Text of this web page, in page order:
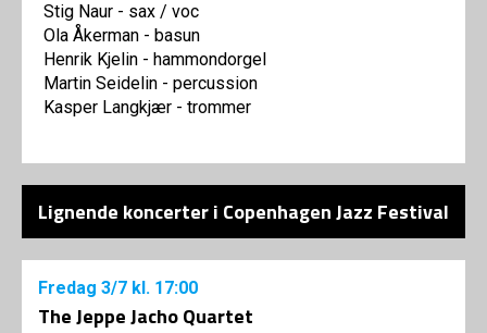
Stig Naur - sax / voc
Ola Åkerman - basun
Henrik Kjelin - hammondorgel
Martin Seidelin - percussion
Kasper Langkjær - trommer
Lignende koncerter i Copenhagen Jazz Festival
Fredag 3/7 kl. 17:00
The Jeppe Jacho Quartet